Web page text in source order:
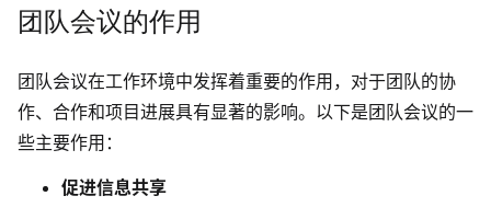
情绪板
团队会议的作用
团队会议在工作环境中发挥着重要的作用，对于团队的协
作、合作和项目进展具有显著的影响。以下是团队会议的一
些主要作用：
促进信息共享